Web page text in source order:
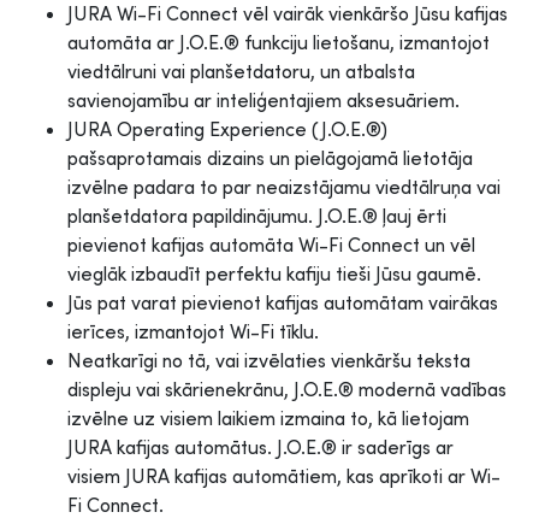
JURA Wi-Fi Connect vēl vairāk vienkāršo Jūsu kafijas
automāta ar J.O.E.® funkciju lietošanu, izmantojot
viedtālruni vai planšetdatoru, un atbalsta
savienojamību ar inteliģentajiem aksesuāriem.
JURA Operating Experience (J.O.E.®)
pašsaprotamais dizains un pielāgojamā lietotāja
izvēlne padara to par neaizstājamu viedtālruņa vai
planšetdatora papildinājumu. J.O.E.® ļauj ērti
pievienot kafijas automāta Wi-Fi Connect un vēl
vieglāk izbaudīt perfektu kafiju tieši Jūsu gaumē.
Jūs pat varat pievienot kafijas automātam vairākas
ierīces, izmantojot Wi-Fi tīklu.
Neatkarīgi no tā, vai izvēlaties vienkāršu teksta
displeju vai skārienekrānu, J.O.E.® modernā vadības
izvēlne uz visiem laikiem izmaina to, kā lietojam
JURA kafijas automātus. J.O.E.® ir saderīgs ar
visiem JURA kafijas automātiem, kas aprīkoti ar Wi-
Fi Connect.